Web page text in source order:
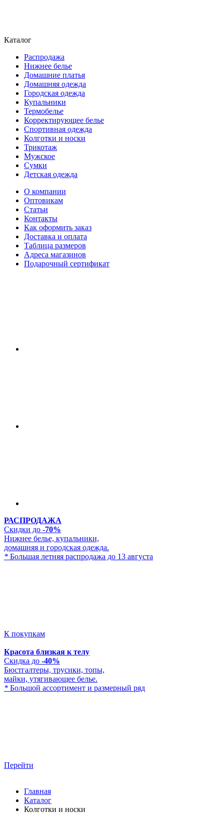
Каталог
Распродажа
Нижнее белье
Домашние платья
Домашняя одежда
Городская одежда
Купальники
Термобелье
Корректирующее белье
Спортивная одежда
Колготки и носки
Трикотаж
Мужское
Сумки
Детская одежда
О компании
Оптовикам
Статьи
Контакты
Как оформить заказ
Доставка и оплата
Таблица размеров
Адреса магазинов
Подарочный сертификат
РАСПРОДАЖА
Скидки до -70%
Нижнее белье, купальники,
домашняя и городская одежда.
* Большая летняя распродажа до 13 августа
К покупкам
Красота близкая к телу
Скидка до -40%
Бюстгалтеры, трусики, топы,
майки, утягивающее белье.
* Большой ассортимент и размерный ряд
Перейти
Главная
Каталог
Колготки и носки